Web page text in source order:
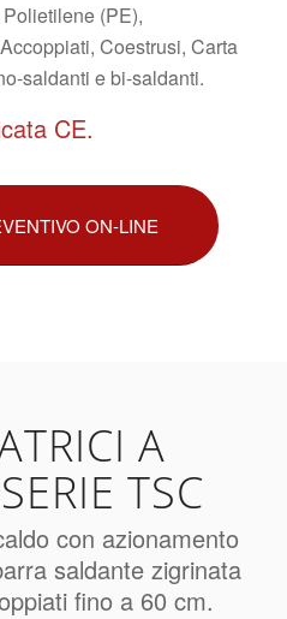
(PE),
Coestrusi, Carta
saldanti e bi-saldanti.
CE.
ON-LINE
A
TSC
con azionamento
saldante zigrinata
fino a 60 cm.